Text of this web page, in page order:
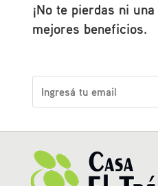
¡No te pierdas ni
mejores beneficios.